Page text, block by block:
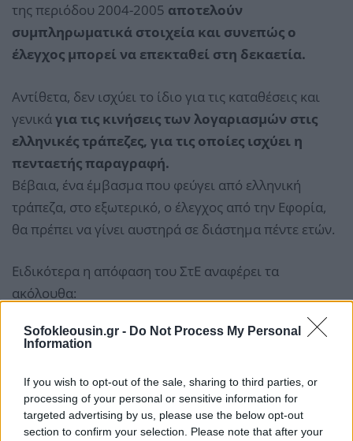
Sofokleousin.gr - Do Not Process My Personal
Information
If you wish to opt-out of the sale, sharing to third parties, or
processing of your personal or sensitive information for
targeted advertising by us, please use the below opt-out
section to confirm your selection. Please note that after your
της περιόδου 2004-2005 αποτελούν
συμπληρωματικά στοιχεία και συνεπώς ο
έλεγχος μπορεί να επεκταθεί στη δεκαετία.
Αντίθετα, δεν ισχύει το ίδιο για τις καταθέσεις και
γενικάγια τις κινήσεις των λογαριασμών στις
ελληνικές τράπεζες, για τις οποίες ισχύει η
πενταετής παραγραφή.
Βέβαια, ένα έμβασμα που φεύγει από ελληνική
τράπεζα, στο εξωτερικό, ο έλεγχος από την Εφορία,
θα πρέπει να γίνει αυστηρά σε διάστημα πέντε ετών.
Ειδικότερα η απόφαση του ΣτΕ αναφέρει τα
ακόλουθα:
«…Στοιχεία για την ύπαρξη και το υπόλοιπο ή/και
τις κινήσεις λογαριασμών των φορολογούμενων σε
των ετών 2004 και 2005, τα οποία περιήλθαν σε
γνώση της ημεδαπής φορολογικής Διοίκησης μετά
την 1.1.2012 (και πριν από την 31.12.2016)